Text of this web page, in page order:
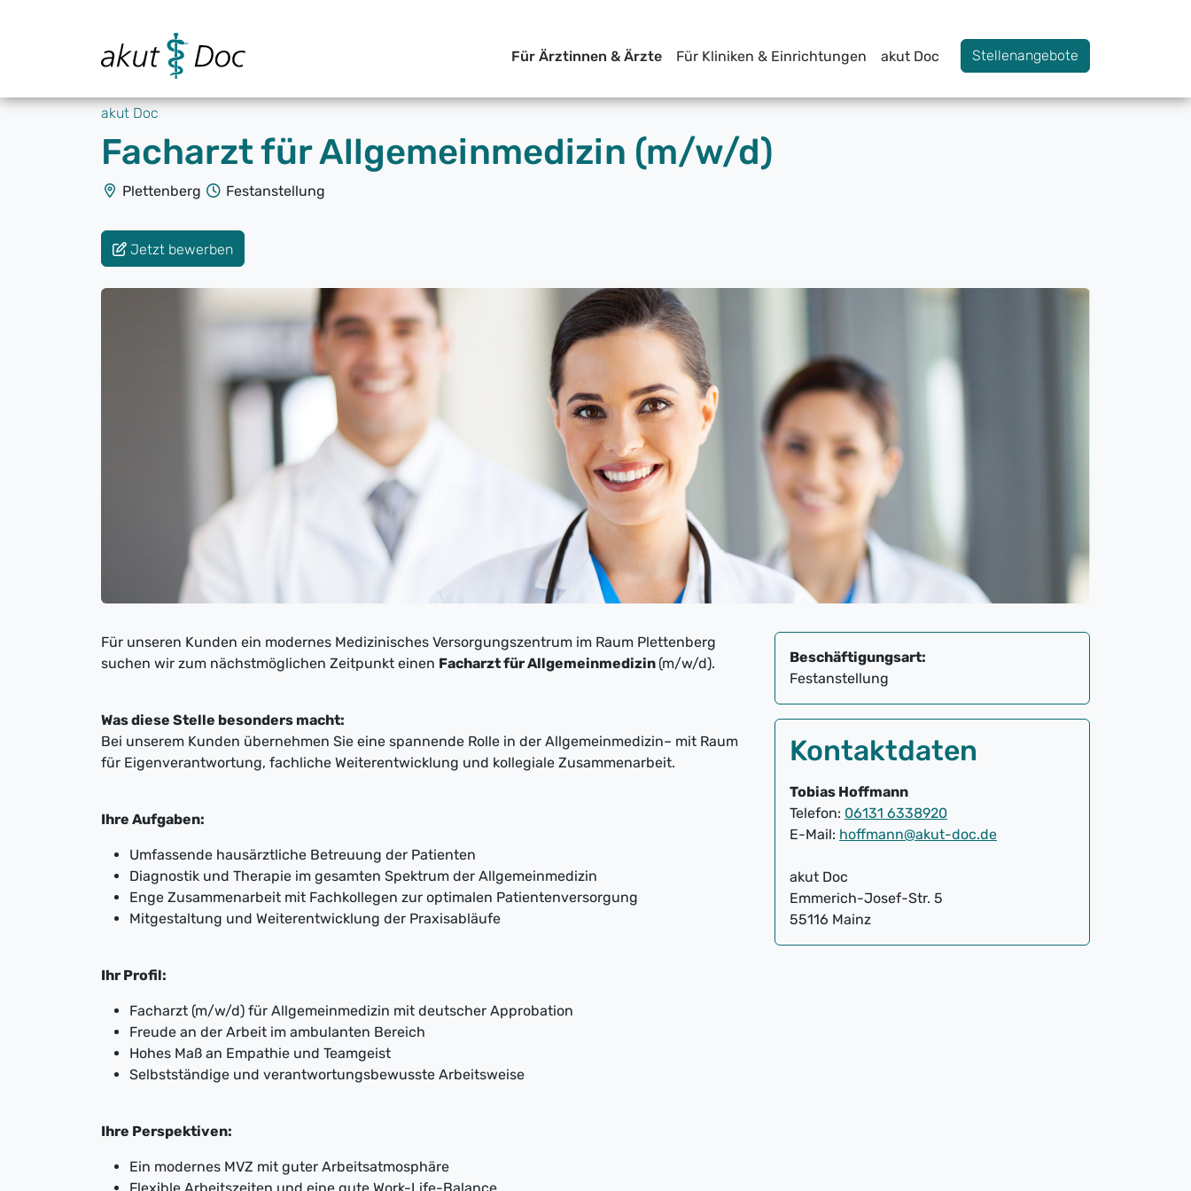
Für Ärztinnen & Ärzte Für Kliniken & Einrichtungen akut Doc Stellenangebote
akut Doc
Facharzt für Allgemeinmedizin (m/w/d)
Plettenberg Festanstellung
Jetzt bewerben
Für unseren Kunden ein modernes Medizinisches Versorgungszentrum im Raum Plettenberg
suchen wir zum nächstmöglichen Zeitpunkt einen Facharzt für Allgemeinmedizin (m/w/d).
Was diese Stelle besonders macht:
Bei unserem Kunden übernehmen Sie eine spannende Rolle in der Allgemeinmedizin– mit Raum
für Eigenverantwortung, fachliche Weiterentwicklung und kollegiale Zusammenarbeit.
Ihre Aufgaben:
Umfassende hausärztliche Betreuung der Patienten
Diagnostik und Therapie im gesamten Spektrum der Allgemeinmedizin
Enge Zusammenarbeit mit Fachkollegen zur optimalen Patientenversorgung
Mitgestaltung und Weiterentwicklung der Praxisabläufe
Ihr Profil:
Facharzt (m/w/d) für Allgemeinmedizin mit deutscher Approbation
Freude an der Arbeit im ambulanten Bereich
Hohes Maß an Empathie und Teamgeist
Selbstständige und verantwortungsbewusste Arbeitsweise
Ihre Perspektiven:
Ein modernes MVZ mit guter Arbeitsatmosphäre
Beschäftigungsart:
Festanstellung
Kontaktdaten
Tobias Hoffmann
Telefon: 06131 6338920
E-Mail: hoffmann@akut-doc.de
akut Doc
Emmerich-Josef-Str. 5
55116 Mainz